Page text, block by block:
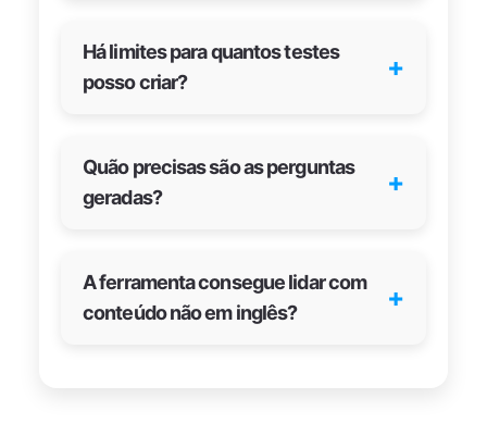
Há limites para quantos testes
posso criar?
+
Quão precisas são as perguntas
geradas?
+
A ferramenta consegue lidar com
conteúdo não em inglês?
+